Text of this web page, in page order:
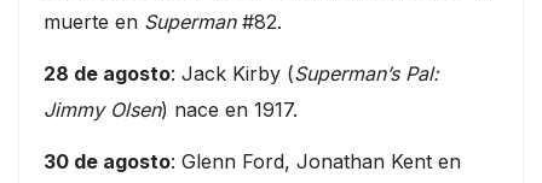
muerte en Superman#82.
28 de agosto: Jack Kirby (Superman’s Pal:
Jimmy Olsen) nace en 1917.
30 de agosto: Glenn Ford, Jonathan Kent en